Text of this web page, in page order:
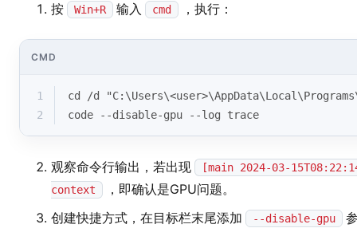
按 Win+R 输入 cmd ，执行：
CMD
1 cd
/d
2
code --disable-gpu --log trace
观察命令行输出，若出现
[main 2024-03-
context
，即确认是GPU问题。
创建快捷方式，在目标栏末尾添加
--disable-gpu